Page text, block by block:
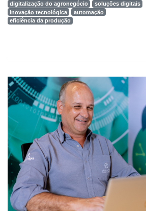
digitalização do agronegócio
soluções digitais
inovação tecnológica
automação
eficiência da produção